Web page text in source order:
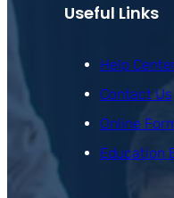
Useful Links
Help
Contact Us
Online
Education